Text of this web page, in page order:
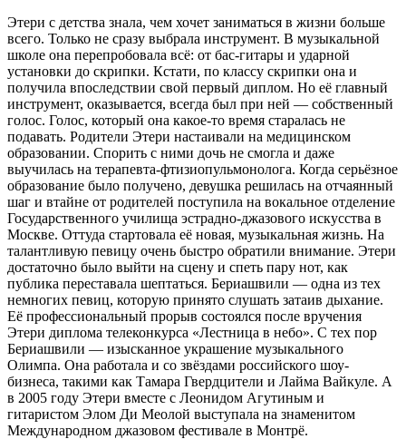
Этери с детства знала, чем хочет заниматься в жизни больше
всего. Только не сразу выбрала инструмент. В музыкальной
школе она перепробовала всё: от бас-гитары и ударной
установки до скрипки. Кстати, по классу скрипки она и
получила впоследствии свой первый диплом. Но её главный
инструмент, оказывается, всегда был при ней — собственный
голос. Голос, который она какое-то время старалась не
подавать. Родители Этери настаивали на медицинском
образовании. Спорить с ними дочь не смогла и даже
выучилась на терапевта-фтизиопульмонолога. Когда серьёзное
образование было получено, девушка решилась на отчаянный
шаг и втайне от родителей поступила на вокальное отделение
Государственного училища эстрадно-джазового искусства в
Москве. Оттуда стартовала её новая, музыкальная жизнь. На
талантливую певицу очень быстро обратили внимание. Этери
достаточно было выйти на сцену и спеть пару нот, как
публика переставала шептаться. Бериашвили — одна из тех
немногих певиц, которую принято слушать затаив дыхание.
Её профессиональный прорыв состоялся после вручения
Этери диплома телеконкурса «Лестница в небо». С тех пор
Бериашвили — изысканное украшение музыкального
Олимпа. Она работала и со звёздами российского шоу-
бизнеса, такими как Тамара Гвердцители и Лайма Вайкуле. А
в 2005 году Этери вместе с Леонидом Агутиным и
гитаристом Элом Ди Меолой выступала на знаменитом
Международном джазовом фестивале в Монтрё.